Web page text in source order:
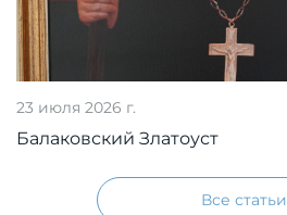
23 июля 2026 г.
Балаковский Златоуст
Все статьи